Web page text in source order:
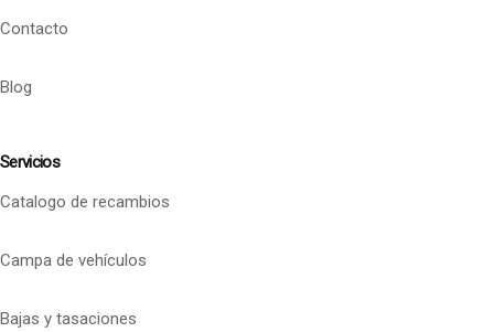
Contacto
Blog
Servicios
Catalogo de recambios
Campa de vehículos
Bajas y tasaciones